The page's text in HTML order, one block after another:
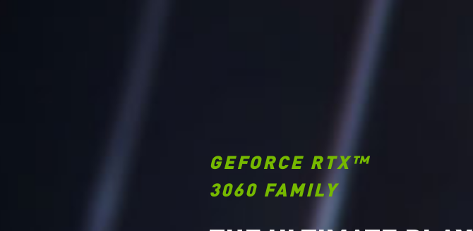
GEFORCE RTX™
3060 FAMILY